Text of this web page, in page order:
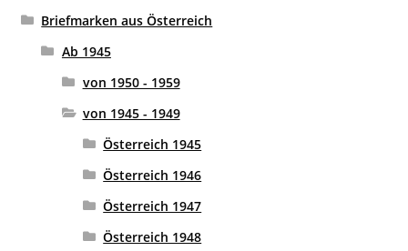
Briefmarken aus Österreich
Ab 1945
von 1950 - 1959
von 1945 - 1949
Österreich 1945
Österreich 1946
Österreich 1947
Österreich 1948